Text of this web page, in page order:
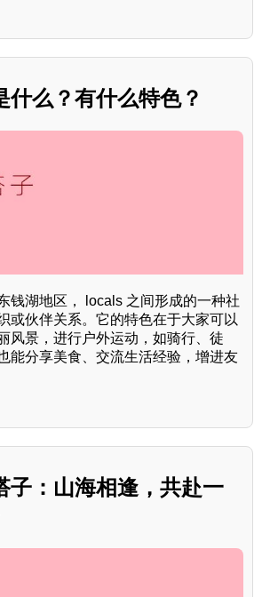
什么？有什么特色？
钱湖地区， locals 之间形成的一种社
或伙伴关系。它的特色在于大家可以
风景，进行户外运动，如骑行、徒
能分享美食、交流生活经验，增进友
子：山海相逢，共赴一